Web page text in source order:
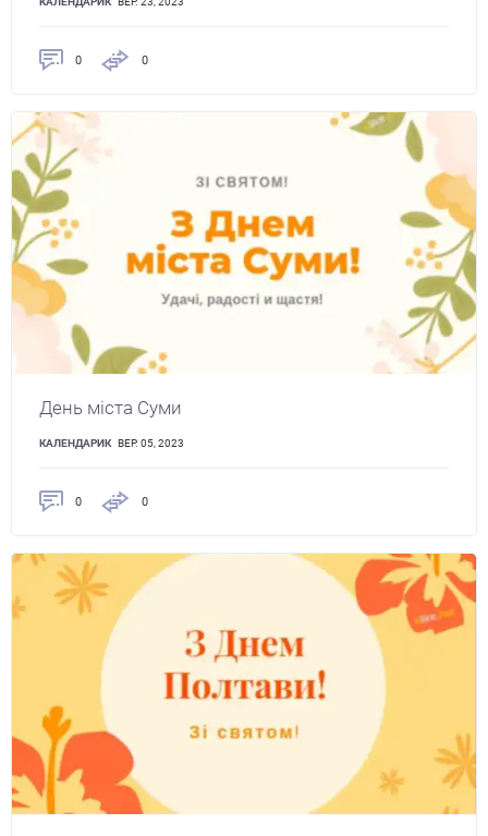
0 0
День міста Суми
КАЛЕНДАРИК ВЕР. 05, 2023
0 0